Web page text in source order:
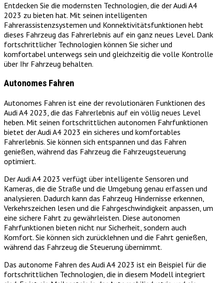
Entdecken Sie die modernsten Technologien, die der Audi A4
2023 zu bieten hat. Mit seinen intelligenten
Fahrerassistenzsystemen und Konnektivitätsfunktionen hebt
dieses Fahrzeug das Fahrerlebnis auf ein ganz neues Level. Dank
fortschrittlicher Technologien können Sie sicher und
komfortabel unterwegs sein und gleichzeitig die volle Kontrolle
über Ihr Fahrzeug behalten.
Autonomes Fahren
Autonomes Fahren ist eine der revolutionären Funktionen des
Audi A4 2023, die das Fahrerlebnis auf ein völlig neues Level
heben. Mit seinen fortschrittlichen autonomen Fahrfunktionen
bietet der Audi A4 2023 ein sicheres und komfortables
Fahrerlebnis. Sie können sich entspannen und das Fahren
genießen, während das Fahrzeug die Fahrzeugsteuerung
optimiert.
Der Audi A4 2023 verfügt über intelligente Sensoren und
Kameras, die die Straße und die Umgebung genau erfassen und
analysieren. Dadurch kann das Fahrzeug Hindernisse erkennen,
Verkehrszeichen lesen und die Fahrgeschwindigkeit anpassen, um
eine sichere Fahrt zu gewährleisten. Diese autonomen
Fahrfunktionen bieten nicht nur Sicherheit, sondern auch
Komfort. Sie können sich zurücklehnen und die Fahrt genießen,
während das Fahrzeug die Steuerung übernimmt.
Das autonome Fahren des Audi A4 2023 ist ein Beispiel für die
fortschrittlichen Technologien, die in diesem Modell integriert